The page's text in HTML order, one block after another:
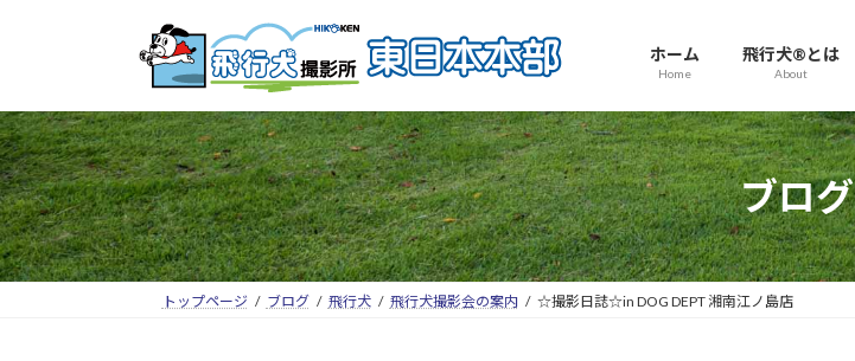
ホーム
Home
飛行犬®とは
About
ブログ
トップページ ブログ 飛行犬 飛行犬撮影会の案内 ☆撮影日誌☆in DOG DEPT 湘南江ノ島店